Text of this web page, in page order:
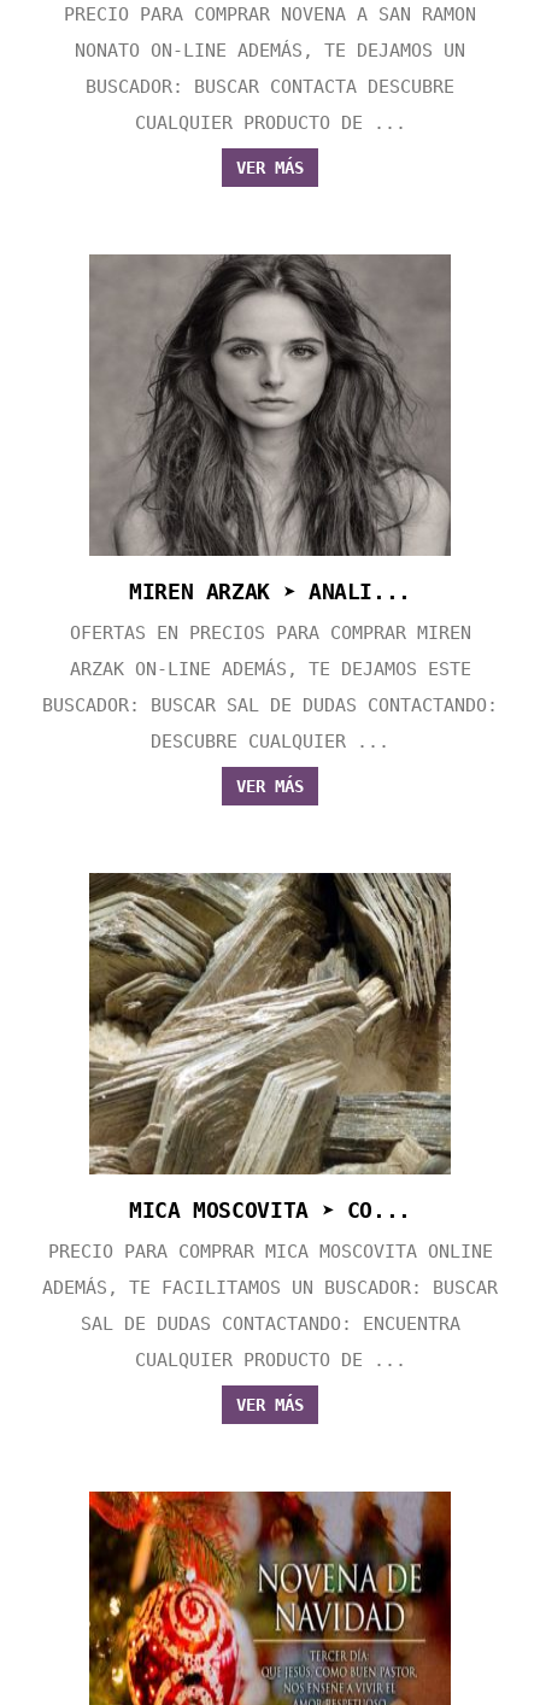
PRECIO PARA COMPRAR NOVENA A SAN RAMON
NONATO ON-LINE ADEMÁS, TE DEJAMOS UN
BUSCADOR: BUSCAR CONTACTA DESCUBRE
CUALQUIER PRODUCTO DE ...
VER MÁS
MIREN ARZAK ➤ ANALI...
OFERTAS EN PRECIOS PARA COMPRAR MIREN
ARZAK ON-LINE ADEMÁS, TE DEJAMOS ESTE
BUSCADOR: BUSCAR SAL DE DUDAS CONTACTANDO:
DESCUBRE CUALQUIER ...
VER MÁS
MICA MOSCOVITA ➤ CO...
PRECIO PARA COMPRAR MICA MOSCOVITA ONLINE
ADEMÁS, TE FACILITAMOS UN BUSCADOR: BUSCAR
SAL DE DUDAS CONTACTANDO: ENCUENTRA
CUALQUIER PRODUCTO DE ...
VER MÁS